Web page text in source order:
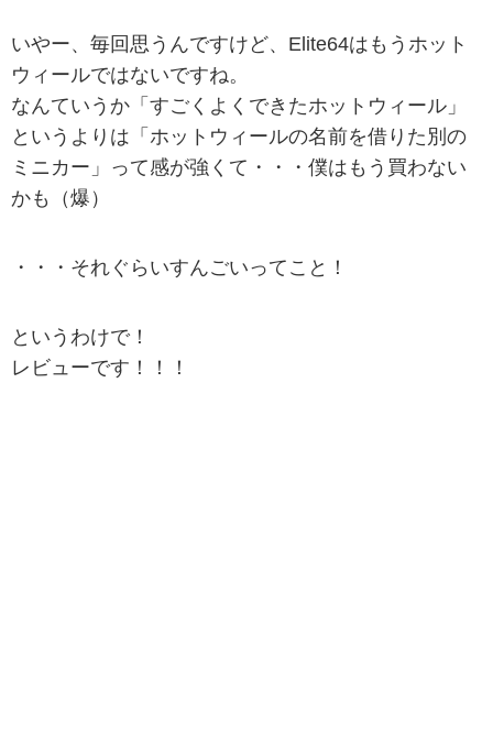
いやー、毎回思うんですけど、Elite64はもうホット
ウィールではないですね。
なんていうか「すごくよくできたホットウィール」
というよりは「ホットウィールの名前を借りた別の
ミニカー」って感が強くて・・・僕はもう買わない
かも（爆）
・・・それぐらいすんごいってこと！
というわけで！
レビューです！！！